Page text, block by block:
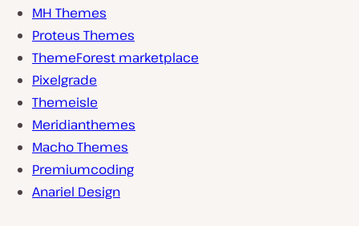
MH Themes
Proteus Themes
ThemeForest marketplace
Pixelgrade
Themeisle
Meridianthemes
Macho Themes
Premiumcoding
Anariel Design